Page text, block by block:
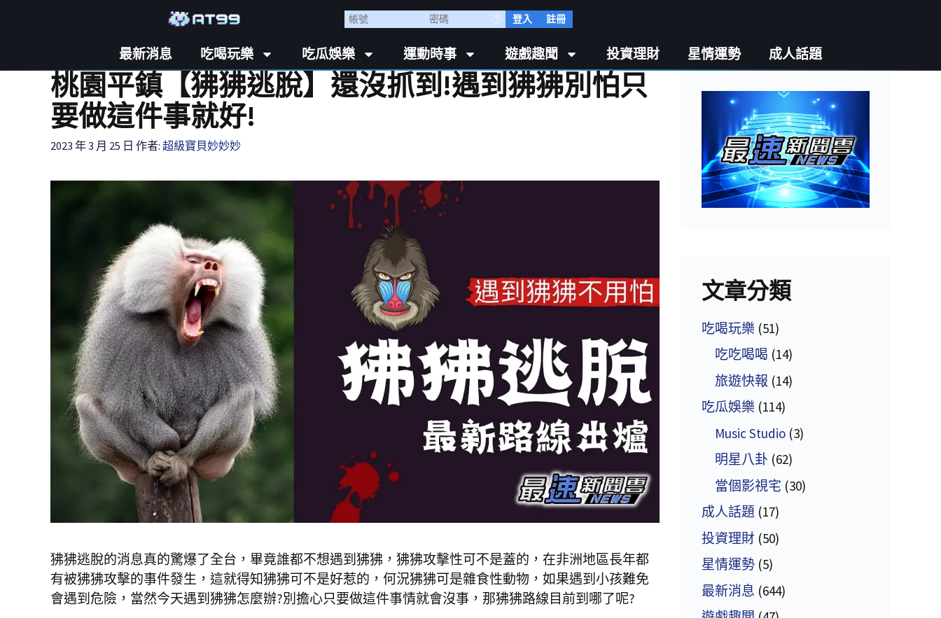
登入 註冊
最新消息 吃喝玩樂 吃瓜娛樂 運動時事 遊戲趣聞 投資理財 星情運勢 成人話題
桃園平鎮【狒狒逃脫】還沒抓到!遇到狒狒別怕只
要做這件事就好!
2023 年 3 月 25 日 作者: 超級寶貝妙妙妙
狒狒逃脫的消息真的驚爆了全台，畢竟誰都不想遇到狒狒，狒狒攻擊性可不是蓋的，在非洲地區長年都
有被狒狒攻擊的事件發生，這就得知狒狒可不是好惹的，何況狒狒可是雜食性動物，如果遇到小孩難免
會遇到危險，當然今天遇到狒狒怎麼辦?別擔心只要做這件事情就會沒事，那狒狒路線目前到哪了呢?
文章分類
吃喝玩樂 (51)
吃吃喝喝 (14)
旅遊快報 (14)
吃瓜娛樂 (114)
Music Studio (3)
明星八卦 (62)
當個影視宅 (30)
成人話題 (17)
投資理財 (50)
星情運勢 (5)
最新消息 (644)